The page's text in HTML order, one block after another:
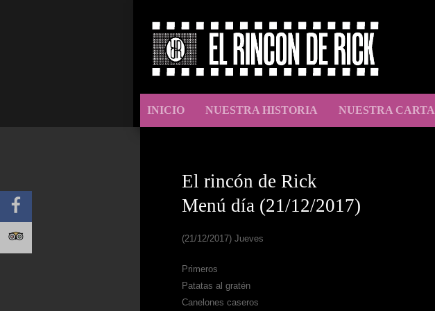
INICIO NUESTRA HISTORIA NUESTRA CARTA
El rincón de Rick
Menú día (21/12/2017)
(21/12/2017) Jueves
Primeros
Patatas al gratén
Canelones caseros